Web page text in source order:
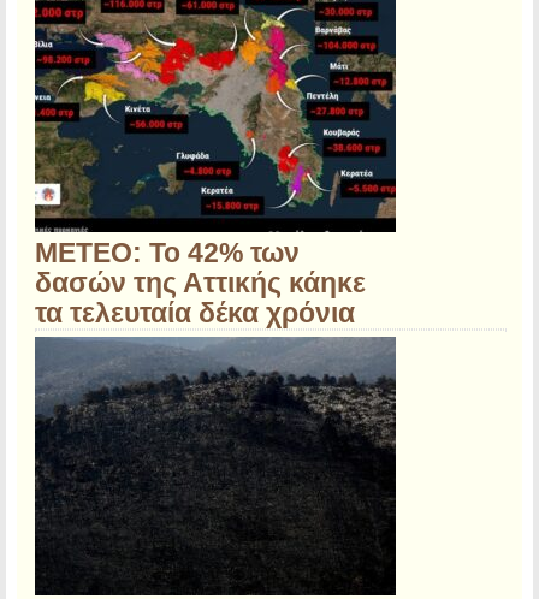
ΜΕΤΕΟ: Το 42% των
δασών της Αττικής κάηκε
τα τελευταία δέκα χρόνια